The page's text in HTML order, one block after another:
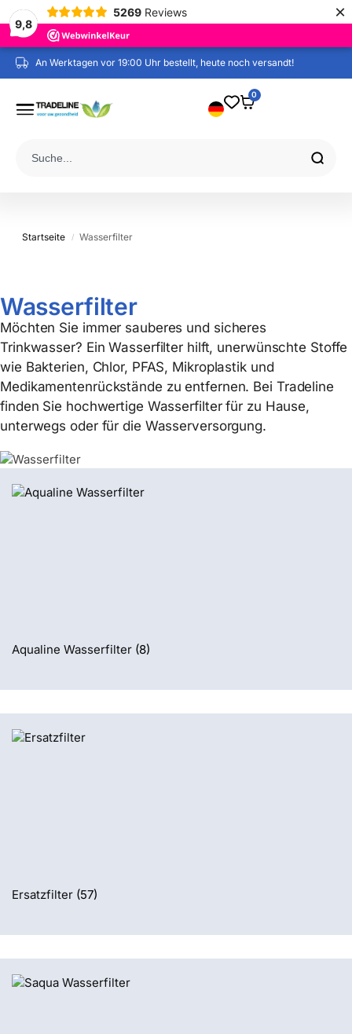
9,8
5269 Reviews ×
An Werktagen vor 19:00 Uhr bestellt, heute noch versandt!
0
Startseite / Wasserfilter
Wasserfilter
Möchten Sie immer sauberes und sicheres
Trinkwasser? Ein Wasserfilter hilft, unerwünschte Stoffe
wie Bakterien, Chlor, PFAS, Mikroplastik und
Medikamentenrückstände zu entfernen. Bei Tradeline
finden Sie hochwertige Wasserfilter für zu Hause,
unterwegs oder für die Wasserversorgung.
Aqualine Wasserfilter (8)
Ersatzfilter (57)